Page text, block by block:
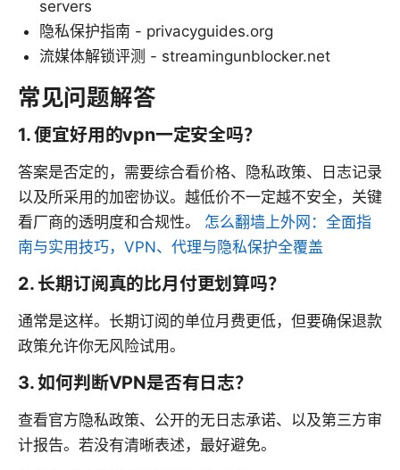
servers
隐私保护指南 - privacyguides.org
流媒体解锁评测 - streamingunblocker.net
常见问题解答
1. 便宜好用的vpn一定安全吗？
答案是否定的，需要综合看价格、隐私政策、日志记录
以及所采用的加密协议。越低价不一定越不安全，关键
看厂商的透明度和合规性。 怎么翻墙上外网：全面指
南与实用技巧，VPN、代理与隐私保护全覆盖
2. 长期订阅真的比月付更划算吗？
通常是这样。长期订阅的单位月费更低，但要确保退款
政策允许你无风险试用。
3. 如何判断VPN是否有日志？
查看官方隐私政策、公开的无日志承诺、以及第三方审
计报告。若没有清晰表述，最好避免。